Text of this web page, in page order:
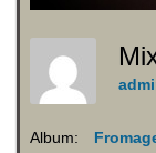
Album: